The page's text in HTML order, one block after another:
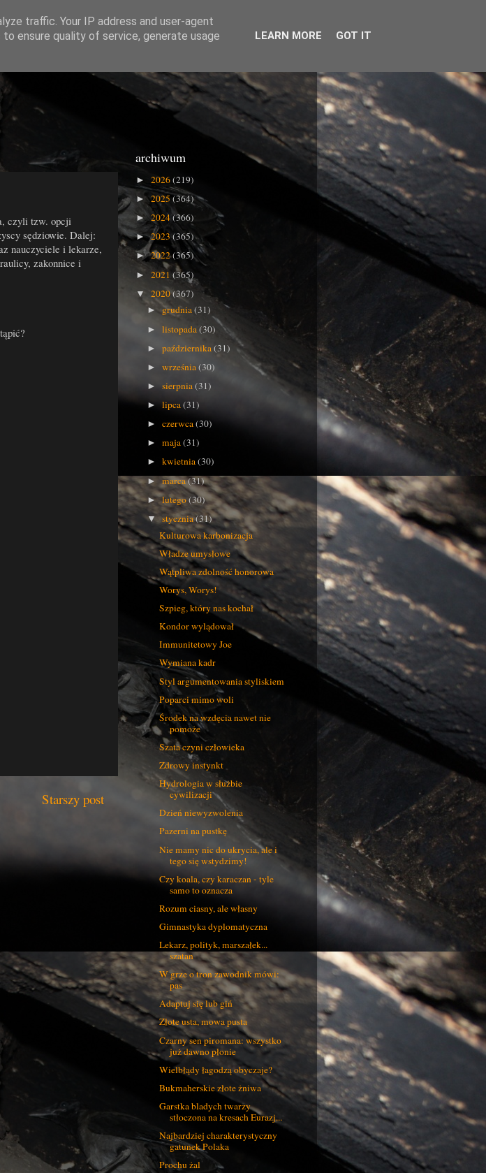
czyli tzw. opcji
sędziowie. Dalej:
nauczyciele i lekarze,
zakonnice i
Starszy post
archiwum
► 2026(219)
►2025(364)
► 2024(366)
►2023(365)
►2022(365)
► 2021(365)
▼ 2020(367)
► grudnia(31)
►listopada(30)
►października(31)
►września(30)
►sierpnia(31)
►lipca(31)
►czerwca(30)
►maja(31)
►kwietnia(30)
►marca(31)
►lutego(30)
▼stycznia(31)
Kulturowa karbonizacja
Władze umysłowe
Wątpliwa zdolność honorowa
Worys, Worys!
Szpieg, który nas kochał
Kondor wylądował
Immunitetowy Joe
Wymiana kadr
Styl argumentowania styliskiem
Poparci mimo woli
Środek na wzdęcia nawet nie
pomoże
Szata czyni człowieka
Zdrowy instynkt
Hydrologia w służbie
cywilizacji
Dzień niewyzwolenia
Pazerni na pustkę
Nie mamy nic do ukrycia, ale i
tego się wstydzimy!
Czy koala, czy karaczan - tyle
samo to oznacza
Rozum ciasny, ale własny
Gimnastyka dyplomatyczna
Lekarz, polityk, marszałek...
szatan
W grze o tron zawodnik mówi:
pas
Adaptuj się lub giń
Złote usta, mowa pusta
Czarny sen piromana: wszystko
już dawno płonie
Wielbłądy łagodzą obyczaje?
Bukmaherskie złote żniwa
Garstka bladych twarzy
stłoczona na kresach Eurazj...
Najbardziej charakterystyczny
gatunek Polaka
Prochu żal
traffic. Your IP address and user-agent
ensure quality of service, generate usage
LEARN MORE GOT IT